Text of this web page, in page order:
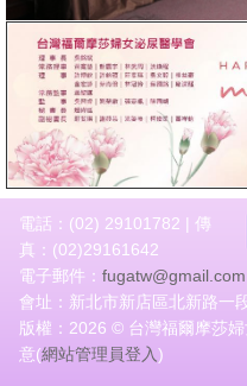
電話：(02) 29101782 | 傳
真：(02)29161642
電子郵件： fugatw@gmail.com
會址：新北市新店區北新路一
版權：2026 © 台灣福爾摩莎
意(網站管理員登入)